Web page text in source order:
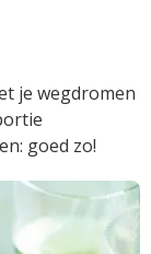
je wegdromen
goed zo!